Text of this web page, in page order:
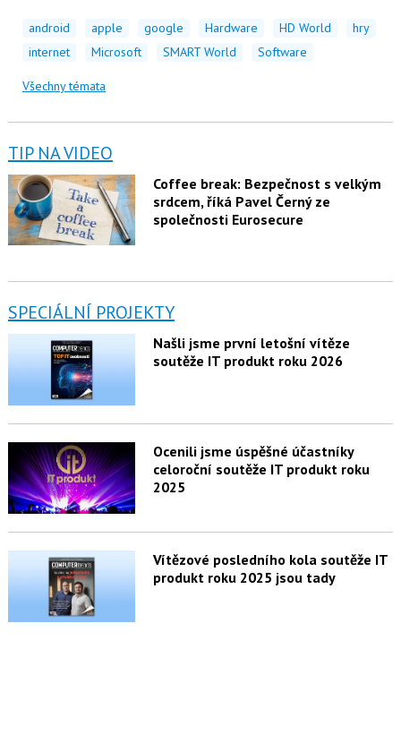
android apple google Hardware HD World
hry
internet
Microsoft SMART World Software
Všechny témata
TIP NA VIDEO
Coffee break: Bezpečnost s velkým
srdcem, říká Pavel Černý ze
společnosti Eurosecure
SPECIÁLNÍ PROJEKTY
Našli jsme první letošní vítěze
soutěže IT produkt roku 2026
Ocenili jsme úspěšné účastníky
celoroční soutěže IT produkt roku
2025
Vítězové posledního kola soutěže IT
produkt roku 2025 jsou tady